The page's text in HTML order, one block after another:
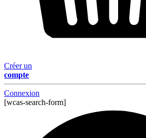
Créer un
compte
Connexion
[wcas-search-form]